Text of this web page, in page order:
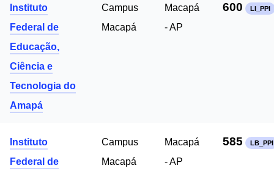
Instituto
Federal de
Educação,
Ciência e
Tecnologia do
Amapá
Campus
Macapá
Macapá
- AP
600 LI_PPI
Instituto
Federal de
Campus
Macapá
Macapá
- AP
585 LB_PPI